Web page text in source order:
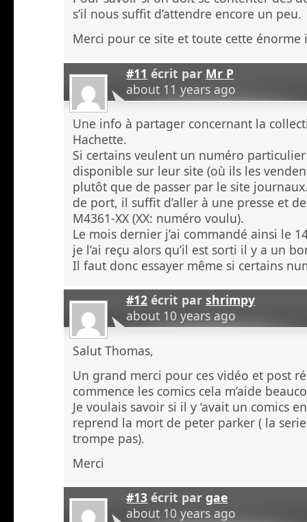
s’il nous suffit d’attendre encore un peu.
Merci pour ce site et toute cette
#11 écrit par Mr P
about 11 years ago
Une info à partager concernant la
Hachette.
Si certains veulent un numéro particulier
disponible sur leur site (où ils les
plutôt que de passer par le site
de port, il suffit d’aller à une presse et
M4361-XX (XX: numéro voulu).
Le mois dernier j’ai commandé ainsi le
je l’ai reçu alors qu’il est sorti il y a un
Il faut donc essayer même si certains
#12 écrit parshrimpy
about 10 years ago
Salut Thomas,
Un grand merci pour ces vidéo et post
commence les comics cela m’aide
Je voulais savoir si il y ‘avait un comics
reprend la mort de peter parker ( la
trompe pas).
Merci
#13 écrit pargae
about 10 years ago